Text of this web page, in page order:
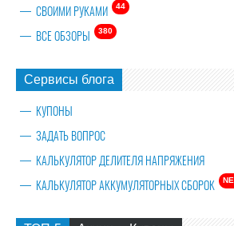
44
СВОИМИ РУКАМИ
380
ВСЕ ОБЗОРЫ
Сервисы блога
КУПОНЫ
ЗАДАТЬ ВОПРОС
КАЛЬКУЛЯТОР ДЕЛИТЕЛЯ НАПРЯЖЕНИЯ
КАЛЬКУЛЯТОР АККУМУЛЯТОРНЫХ СБОРОК